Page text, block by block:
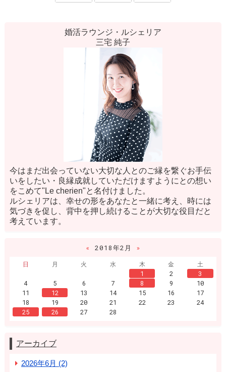
婚活ラウンジ・ルシェリア
三宅 純子
今はまだ出会っていない大切な人とのご縁を繋ぐお手伝
いをしたい・良縁成就していただけますようにとの想い
をこめて"Le cherien"と名付けました。
ルシェリアは、幸せの形をあなたと一緒に考え、時には
気づきを促し、背中を押し続けることが大切な役目だと
考えています。
« 2018年2月
»
日
月 火 水 木 金
土
1
2
3
4
5 6 7 8 9
10
11
12 13 14 15 16
17
18
19 20 21 22 23
24
25
26 27 28
アーカイブ
2026年6月 (2)